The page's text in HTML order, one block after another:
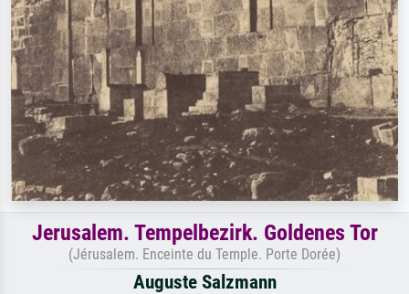
Jerusalem. Tempelbezirk. Goldenes Tor
(Jérusalem. Enceinte du Temple. Porte Dorée)
Auguste Salzmann